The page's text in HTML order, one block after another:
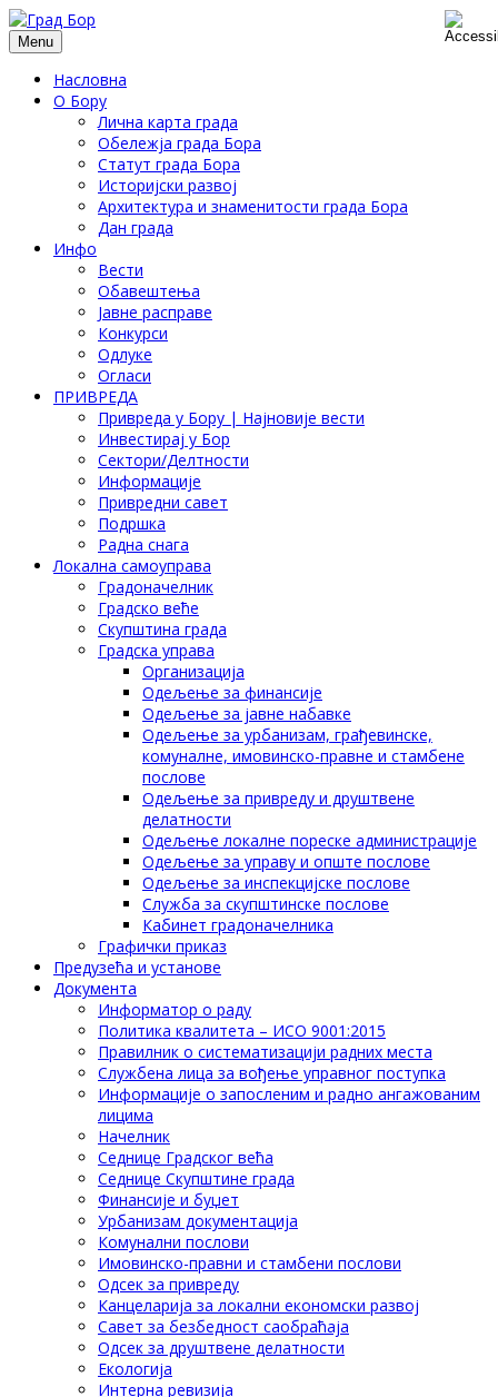
Menu
Насловна
О Бору
Лична карта града
Обележја града Бора
Статут града Бора
Историјски развој
Архитектура и знаменитости града Бора
Дан града
Инфо
Вести
Обавештења
Јавне расправе
Конкурси
Одлуке
Огласи
ПРИВРЕДА
Привреда у Бору | Најновије вести
Инвестирај у Бор
Сектори/Делтности
Информације
Привредни савет
Подршка
Радна снага
Локална самоуправа
Градоначелник
Градско веће
Скупштина града
Градска управа
Организација
Одељење за финансије
Одељење за јавне набавке
Одељење за урбанизам, грађевинске,
комуналне, имовинско-правне и стамбене
послове
Одељење за привреду и друштвене
делатности
Одељење локалне пореске администрације
Одељење за управу и опште послове
Одељење за инспекцијске послове
Служба за скупштинске послове
Кабинет градоначелника
Графички приказ
Предузећа и установе
Документа
Информатор о раду
Политика квалитета – ИСО 9001:2015
Правилник о систематизацији радних места
Службена лица за вођење управног поступка
Информације о запосленим и радно ангажованим
лицима
Начелник
Седнице Градског већа
Седнице Скупштине града
Финансије и буџет
Урбанизам документација
Комунални послови
Имовинско-правни и стамбени послови
Одсек за привреду
Канцеларија за локални економски развој
Савет за безбедност саобраћаја
Одсек за друштвене делатности
Eкологија
Интерна ревизија